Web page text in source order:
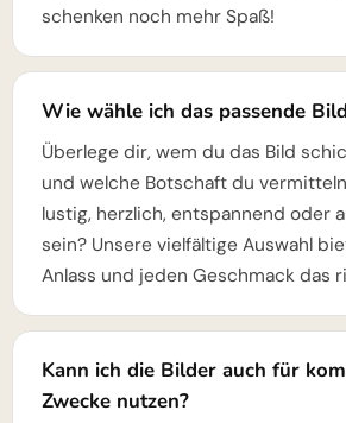
schenken noch mehr Spaß!
Wie wähle ich das passende
Überlege dir, wem du das Bild
und welche Botschaft du
lustig, herzlich, entspannend oder
sein? Unsere vielfältige Auswahl
Anlass und jeden Geschmack das
Kann ich die Bilder auch für
Zwecke nutzen?